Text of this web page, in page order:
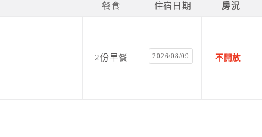
餐食 住宿日期 房況
2份早餐 2026/08/09 不開放